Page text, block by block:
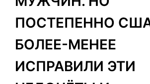
ПОСТЕПЕННО
БОЛЕЕ-МЕНЕЕ
ИСПРАВИЛИ ЭТИ